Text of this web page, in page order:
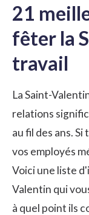
21
fêter la
travail
La Saint-
relations
au fil des ans.
vos employés
Voici une liste
Valentin qui
à quel point ils